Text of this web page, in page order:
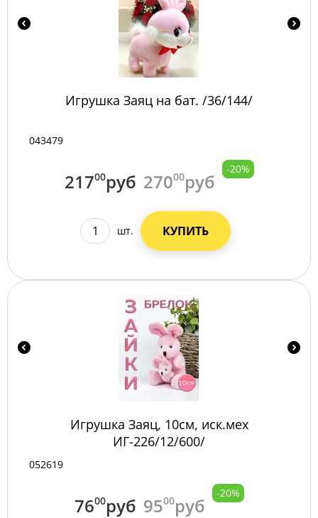
Игрушка Заяц на бат. /36/144/
043479
21700руб 27000руб
-20%
шт. КУПИТЬ
Игрушка Заяц, 10см, иск.мех
ИГ-226/12/600/
052619
7600руб 9500руб
-20%